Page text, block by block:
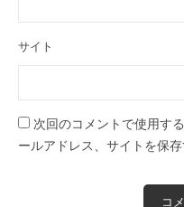
サイト
次回のコメントで使用す
ールアドレス、サイトを保存